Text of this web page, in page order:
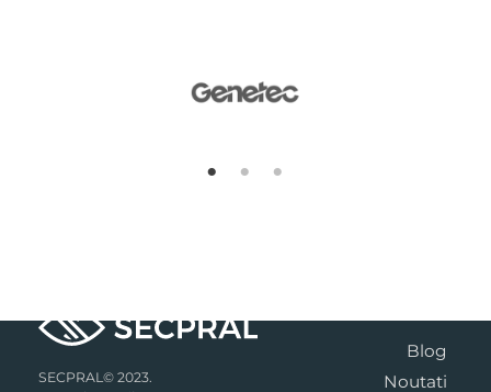
SECPRAL© 2023.
Blog
Noutati